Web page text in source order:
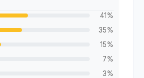
41%
35%
15%
7%
3%